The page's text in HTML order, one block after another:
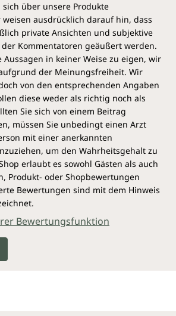
über unsere Produkte
ausdrücklich darauf hin, dass
private Ansichten und subjektive
Kommentatoren geäußert werden.
Aussagen in keiner Weise zu eigen, wir
der Meinungsfreiheit. Wir
von den entsprechenden Angaben
diese weder als richtig noch als
Sie sich von einem Beitrag
müssen Sie unbedingt einen Arzt
mit einer anerkannten
um den Wahrheitsgehalt zu
erlaubt es sowohl Gästen als auch
Produkt- oder Shopbewertungen
Bewertungen sind mit dem Hinweis
Bewertungsfunktion